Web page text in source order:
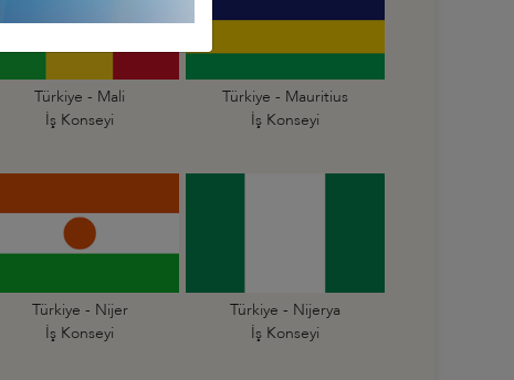
Türkiye - Mali
İş Konseyi
Türkiye - Mauritius
İş Konseyi
Türkiye - Nijer
İş Konseyi
Türkiye - Nijerya
İş Konseyi